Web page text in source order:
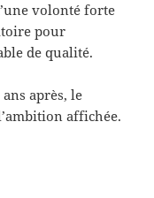
volonté forte
pour
de qualité.
après, le
affichée.
du plan vélo